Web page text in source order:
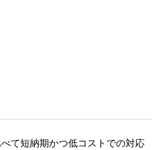
て短納期かつ低コストでの対応